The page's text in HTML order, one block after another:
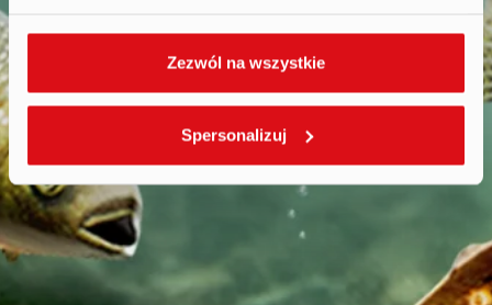
Zezwól na wszystkie
Spersonalizuj